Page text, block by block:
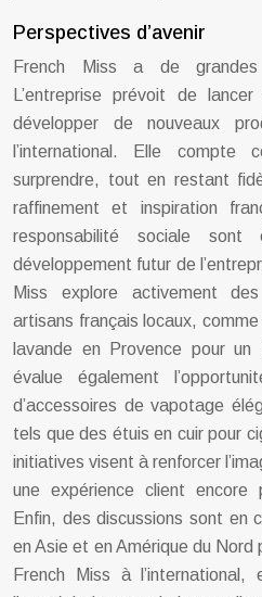
Perspectives d’avenir
French Miss a de grandes
L’entreprise prévoit de
développer de nouveaux
l’international. Elle
surprendre, tout en restant
raffinement et inspiration
responsabilité sociale
développement futur de
Miss explore activement
artisans français locaux,
lavande en Provence pour un
évalue également
d’accessoires de vapotage
tels que des étuis en cuir pour
initiatives visent à renforcer
une expérience client encore
Enfin, des discussions sont en
en Asie et en Amérique du
French Miss à